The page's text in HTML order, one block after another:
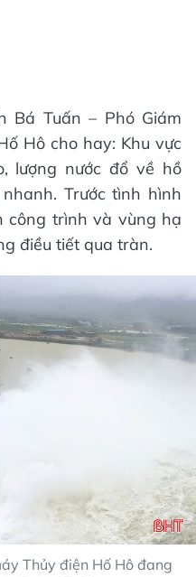
Bá Tuấn – Phó Giám
Hô cho hay: Khu vực
lượng nước đổ về hồ
Trước tình hình
công trình và vùng hạ
điều tiết qua tràn.
Thủy điện Hố Hô đang